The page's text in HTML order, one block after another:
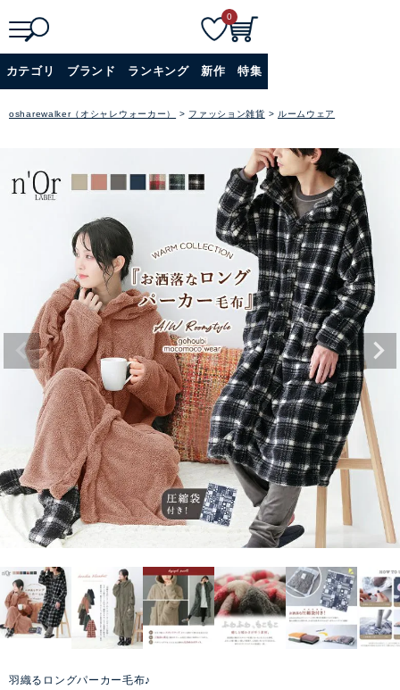
詳細検索
0
カテゴリ ブランド ランキング 新作 特集
osharewalker（オシャレウォーカー） ファッション雑貨 ルームウェア
羽織るロングパーカー毛布♪